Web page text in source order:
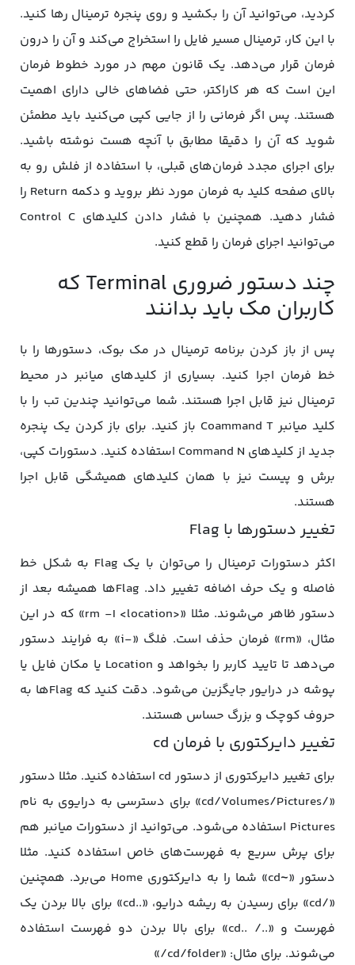
کردید، می‌توانید آن را بکشید و روی پنجره ترمینال رها کنید.
با این کار، ترمینال مسیر فایل را استخراج می‌کند و آن را درون
فرمان قرار می‌دهد. یک قانون مهم در مورد خطوط فرمان
این است که هر کاراکتر، حتی فضاهای خالی دارای اهمیت
هستند. پس اگر فرمانی را از جایی کپی می‌کنید باید مطمئن
شوید که آن را دقیقا مطابق با آنچه هست نوشته باشید.
برای اجرای مجدد فرمان‌های قبلی، با استفاده از فلش رو به
بالای صفحه کلید به فرمان مورد نظر بروید و دکمه Return را
فشار دهید. همچنین با فشار دادن کلیدهای Control C
می‌توانید اجرای فرمان را قطع کنید.
چند دستور ضروری Terminal که
کاربران مک باید بدانند
پس از باز کردن برنامه ترمینال در مک بوک، دستورها را با
خط فرمان اجرا کنید. بسیاری از کلیدهای میانبر در محیط
ترمینال نیز قابل اجرا هستند. شما می‌توانید چندین تب را با
کلید میانبر Coammand T باز کنید. برای باز کردن یک پنجره
جدید از کلیدهای Command N استفاده کنید. دستورات کپی،
برش و پیست نیز با همان کلیدهای همیشگی قابل اجرا
هستند.
تغییر دستورها با Flag
اکثر دستورات ترمینال را می‌توان با یک Flag به شکل خط
فاصله و یک حرف اضافه تغییر داد. Flagها همیشه بعد از
دستور ظاهر می‌شوند. مثلا «<rm -I <location» که در این
مثال، «rm» فرمان حذف است. فلگ «-i» به فرایند دستور
می‌دهد تا تایید کاربر را بخواهد و Location یا مکان فایل یا
پوشه در درایور جایگزین می‌شود. دقت کنید که Flagها به
حروف کوچک و بزرگ حساس هستند.
تغییر دایرکتوری با فرمان cd
برای تغییر دایرکتوری از دستور cd استفاده کنید. مثلا دستور
«/cd/Volumes/Pictures» برای دسترسی به درایوی به نام
Pictures استفاده می‌شود. می‌توانید از دستورات میانبر هم
برای پرش سریع به فهرست‌های خاص استفاده کنید. مثلا
دستور «~cd» شما را به دایرکتوری Home می‌برد. همچنین
«/cd» برای رسیدن به ریشه درایو، «..cd» برای بالا بردن یک
فهرست و «../ ..cd» برای بالا بردن دو فهرست استفاده
می‌شوند. برای مثال: «cd/folder/»